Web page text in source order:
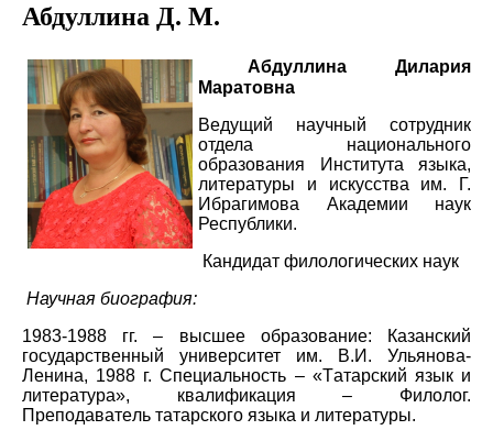
Абдуллина Д. М.
Абдуллина Дилария
Маратовна
Ведущий научный сотрудник
отдела национального
образования
Института языка,
литературы и искусства им. Г.
Ибрагимова Академии наук
Республики.
Кандидат филологических наук
Научная биография:
1983-1988 гг. – высшее образование:
Казанский
государственный университет им. В.И. Ульянова-
Ленина, 1988 г. Специальность – «Татарский язык и
литература», квалификация – Филолог.
Преподаватель татарского языка и литературы.